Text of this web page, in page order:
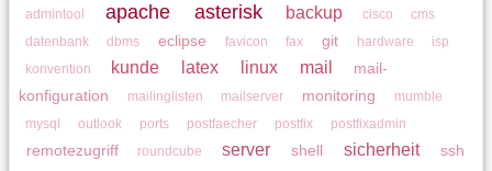
admintool apache asterisk backup cisco
cms
datenbank
dbms eclipse favicon fax git hardware
isp
konvention
kunde latex linux mail
mail-
konfiguration
mailinglisten mailserver monitoring
mumble
mysql
outlook ports postfaecher postfix postfixadmin
remotezugriff roundcube server shell sicherheit ssh